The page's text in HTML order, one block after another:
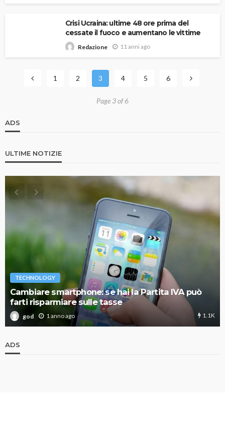
Crisi Ucraina: ultime 48 ore prima del
cessate il fuoco e aumentano le vittime
Redazione 11 anni ago
1 2 3 4 5 6
Page 3 of 6
ADS
ULTIME NOTIZIE
TECHNOLOGY
Cambiare smartphone: se hai la Partita IVA può
farti risparmiare sulle tasse
god 1 anno ago 1.1K
ADS